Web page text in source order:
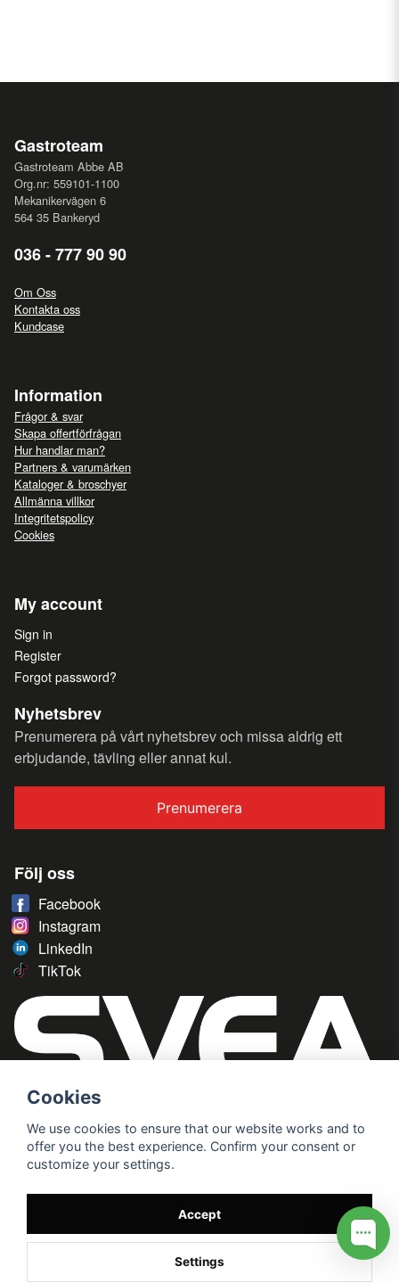
Gastroteam
Gastroteam Abbe AB
Org.nr: 559101-1100
Mekanikervägen 6
564 35 Bankeryd
036 - 777 90 90
Om Oss
Kontakta oss
Kundcase
Information
Frågor & svar
Skapa offertförfrågan
Hur handlar man?
Partners & varumärken
Kataloger & broschyer
Allmänna villkor
Integritetspolicy
Cookies
My account
Sign in
Register
Forgot password?
Nyhetsbrev
Prenumerera på vårt nyhetsbrev och missa aldrig ett
erbjudande, tävling eller annat kul.
Prenumerera
Följ oss
Facebook
Instagram
LinkedIn
TikTok
Cookies
We use cookies to ensure that our website works and to
offer you the best experience. Confirm your consent or
customize your settings.
Accept
Settings